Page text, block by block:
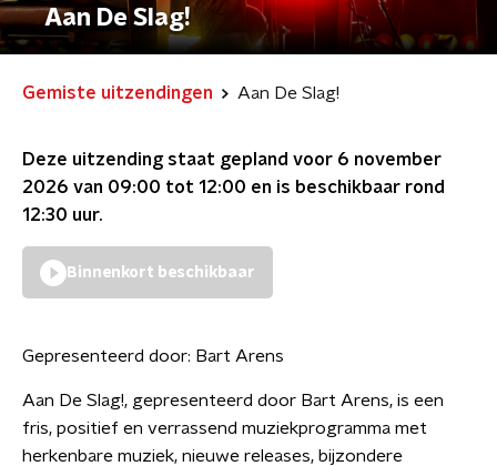
Aan De Slag!
Gemiste uitzendingen Aan De Slag!
Deze uitzending staat gepland voor 6 november
2026 van 09:00 tot 12:00 en is beschikbaar rond
12:30 uur.
Binnenkort beschikbaar
Gepresenteerd door: Bart Arens
Aan De Slag!, gepresenteerd door Bart Arens, is een
fris, positief en verrassend muziekprogramma met
herkenbare muziek, nieuwe releases, bijzondere